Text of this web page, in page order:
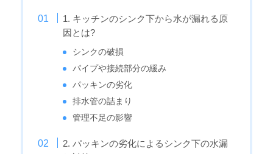
1. キッチンのシンク下から水が漏れる原
因とは?
シンクの破損
パイプや接続部分の緩み
パッキンの劣化
排水管の詰まり
管理不足の影響
2. パッキンの劣化によるシンク下の水漏